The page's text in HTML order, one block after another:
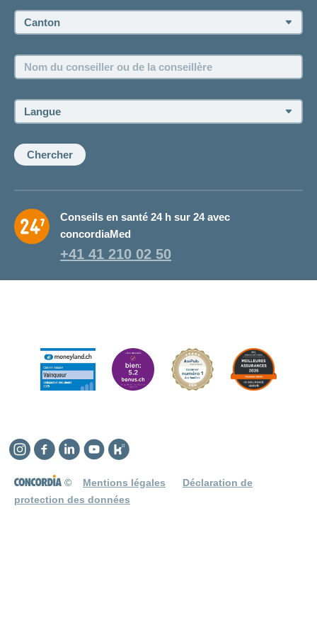
Postes vacants
Canton:
Nom
du
ou
de
conseillère:
Langue:
Chercher
Conseils en santé 24 h sur 24 avec
concordiaMed
+41 41 210 02 50
© Mentions légales
Déclaration de
protection des données
Instagram
Facebook
LinkedinYouTube
Kununu